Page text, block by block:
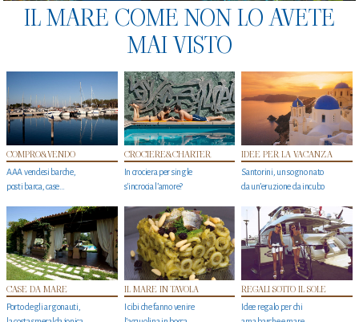
IL MARE COME NON LO AVETE
MAI VISTO
COMPRO&VENDO
AAA vendesi barche,
posti barca, case…
CROCIERE&CHARTER
In crociera per single
s'incrocia l’amore?
IDEE PER LA VACANZA
Santorini, un sogno nato
da un’eruzione da incubo
CASE DA MARE
Porto degli argonauti,
IL MARE IN TAVOLA
I cibi che fanno venire
REGALI SOTTO IL SOLE
Idee regalo per chi